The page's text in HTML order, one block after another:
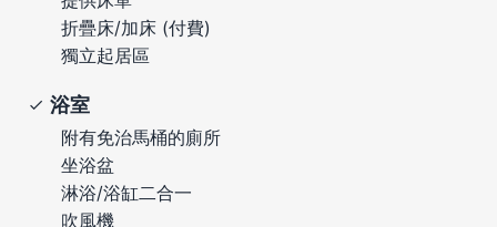
折疊床/加床 (付費)
獨立起居區
浴室
附有免治馬桶的廁所
坐浴盆
淋浴/浴缸二合一
吹風機